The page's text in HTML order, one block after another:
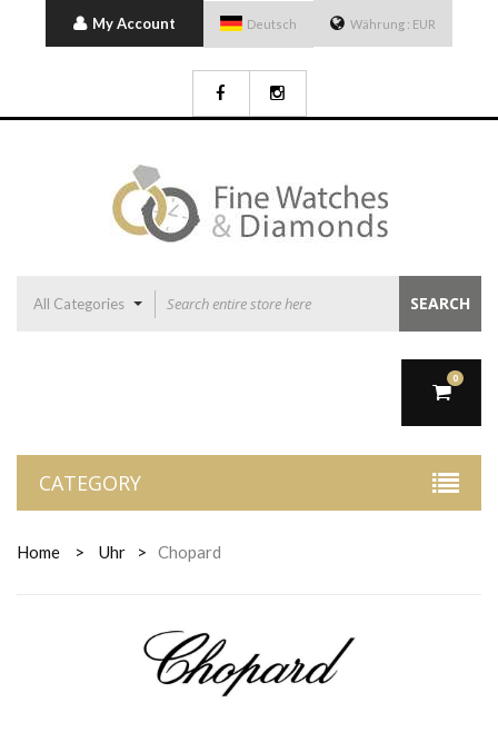
My Account Deutsch Währung : EUR
All Categories SEARCH
0
CATEGORY
Home > Uhr > Chopard
CHOPARD